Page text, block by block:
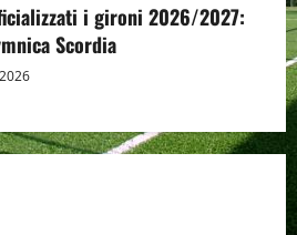
i gironi 2026/2027:
Scordia